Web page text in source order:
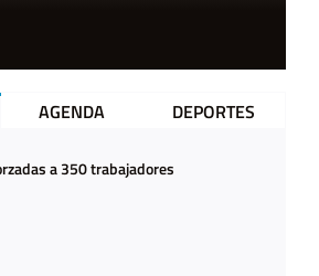
AGENDA DEPORTES
a 350 trabajadores